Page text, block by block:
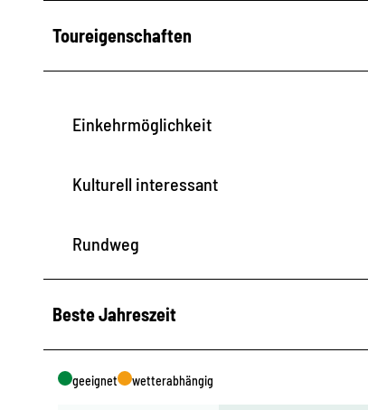
Toureigenschaften
Einkehrmöglichkeit
Kulturell interessant
Rundweg
Beste Jahreszeit
geeignet wetterabhängig